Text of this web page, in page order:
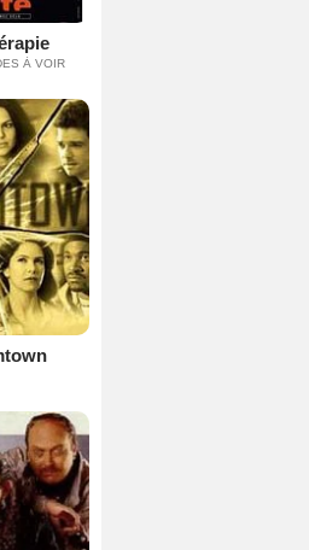
À VOIR